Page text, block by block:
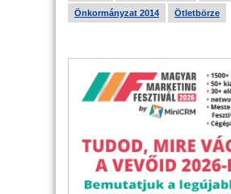
Önkormányzat 2014 Ötletbörze